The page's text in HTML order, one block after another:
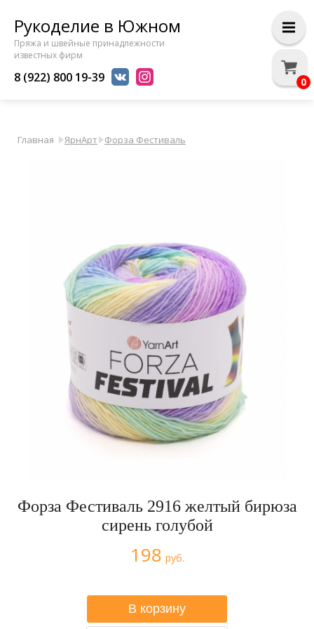
Рукоделие в Южном
Пряжа и швейные принадлежности
известных фирм
8 (922) 800 19-39
Главная ЯрнАрт Форза Фестиваль
Форза Фестиваль 2916 желтый бирюза
сирень голубой
198 руб.
0